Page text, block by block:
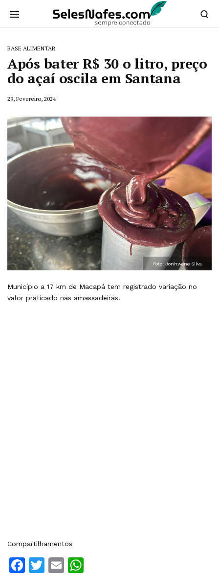
BASE ALIMENTAR
Após bater R$ 30 o litro, preço
do açaí oscila em Santana
29, Fevereiro, 2024
Foto: Jonhwene Silva
Município a 17 km de Macapá tem registrado variação no
valor praticado nas amassadeiras.
Compartilhamentos
Facebook
Twitter
Email